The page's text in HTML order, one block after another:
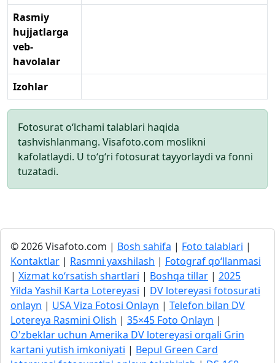
Rasmiy
hujjatlarga
veb-
havolalar
Izohlar
Fotosurat o‘lchami talablari haqida
tashvishlanmang. Visafoto.com moslikni
kafolatlaydi. U to‘g‘ri fotosurat tayyorlaydi va fonni
tuzatadi.
© 2026 Visafoto.com | Bosh sahifa | Foto talablari |
Kontaktlar | Rasmni yaxshilash | Fotograf qo‘llanmasi
| Xizmat ko‘rsatish shartlari | Boshqa tillar | 2025
Yilda Yashil Karta Lotereyasi | DV lotereyasi fotosurati
onlayn | USA Viza Fotosi Onlayn | Telefon bilan DV
Lotereya Rasmini Olish | 35×45 Foto Onlayn |
O'zbeklar uchun Amerika DV lotereyasi orqali Grin
kartani yutish imkoniyati | Bepul Green Card